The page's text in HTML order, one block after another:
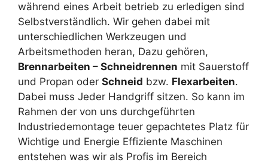
während eines Arbeit betrieb zu erledigen sind
Selbstverständlich. Wir gehen dabei mit
unterschiedlichen Werkzeugen und
Arbeitsmethoden heran, Dazu gehören,
Brennarbeiten – Schneidrennen mit Sauerstoff
und Propan oder Schneid bzw. Flexarbeiten.
Dabei muss Jeder Handgriff sitzen. So kann im
Rahmen der von uns durchgeführten
Industriedemontage teuer gepachtetes Platz für
Wichtige und Energie Effiziente Maschinen
entstehen was wir als Profis im Bereich